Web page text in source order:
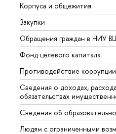
Корпуса и общежития
Закупки
Обращения граждан в НИУ
Фонд целевого капитала
Противодействие коррупции
Сведения о доходах,
обязательствах
Сведения об
Людям с ограниченными